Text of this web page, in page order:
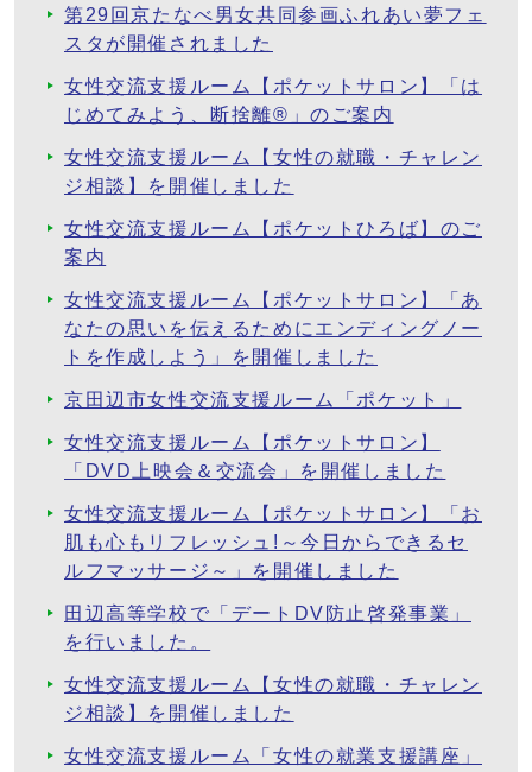
第29回京たなべ男女共同参画ふれあい夢フェ
スタが開催されました
女性交流支援ルーム【ポケットサロン】「は
じめてみよう、断捨離®」のご案内
女性交流支援ルーム【女性の就職・チャレン
ジ相談】を開催しました
女性交流支援ルーム【ポケットひろば】のご
案内
女性交流支援ルーム【ポケットサロン】「あ
なたの思いを伝えるためにエンディングノー
トを作成しよう」を開催しました
京田辺市女性交流支援ルーム「ポケット」
女性交流支援ルーム【ポケットサロン】
「DVD上映会＆交流会」を開催しました
女性交流支援ルーム【ポケットサロン】「お
肌も心もリフレッシュ!～今日からできるセ
ルフマッサージ～」を開催しました
田辺高等学校で「デートDV防止啓発事業」
を行いました。
女性交流支援ルーム【女性の就職・チャレン
ジ相談】を開催しました
女性交流支援ルーム「女性の就業支援講座」